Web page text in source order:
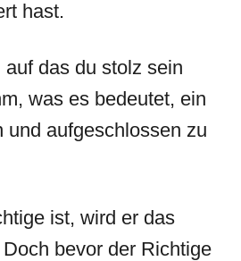
hast.
das du stolz sein
was es bedeutet, ein
und aufgeschlossen zu
ist, wird er das
bevor der Richtige